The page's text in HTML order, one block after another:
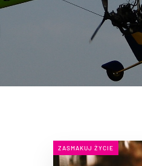
ZASMAKUJ ŻYCIE